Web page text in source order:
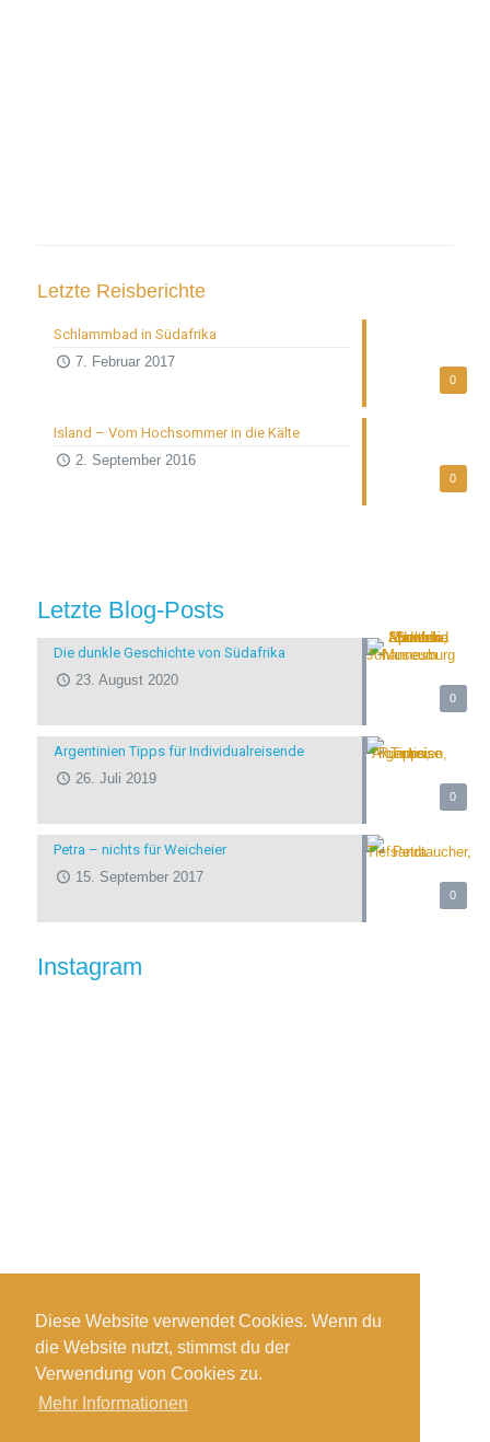
Diese Website verwendet Cookies. Wenn du
die Website nutzt, stimmst du der
Verwendung von Cookies zu.
Mehr Informationen
Letzte Reisberichte
0
Schlammbad in Südafrika
7. Februar 2017
0
Island – Vom Hochsommer in die Kälte
2. September 2016
Letzte Blog-Posts
0
Die dunkle Geschichte von Südafrika
23. August 2020
0
Argentinien Tipps für Individualreisende
26. Juli 2019
0
Petra – nichts für Weicheier
15. September 2017
Instagram